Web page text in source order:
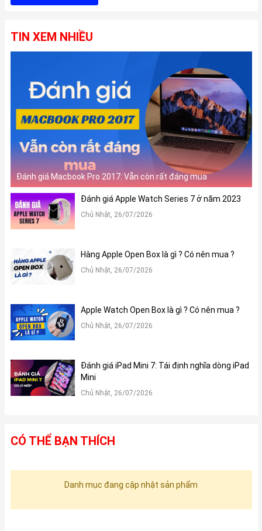
TIN XEM NHIỀU
Đánh giá Macbook Pro 2017: Vẫn còn rất đáng mua
Đánh giá Apple Watch Series 7 ở năm 2023
Chủ Nhật, 26/07/2026
Hàng Apple Open Box là gì ? Có nên mua ?
Chủ Nhật, 26/07/2026
Apple Watch Open Box là gì ? Có nên mua ?
Chủ Nhật, 26/07/2026
Đánh giá iPad Mini 7: Tái định nghĩa dòng iPad
Mini
Chủ Nhật, 26/07/2026
CÓ THỂ BẠN THÍCH
Danh mục đang cập nhật sản phẩm